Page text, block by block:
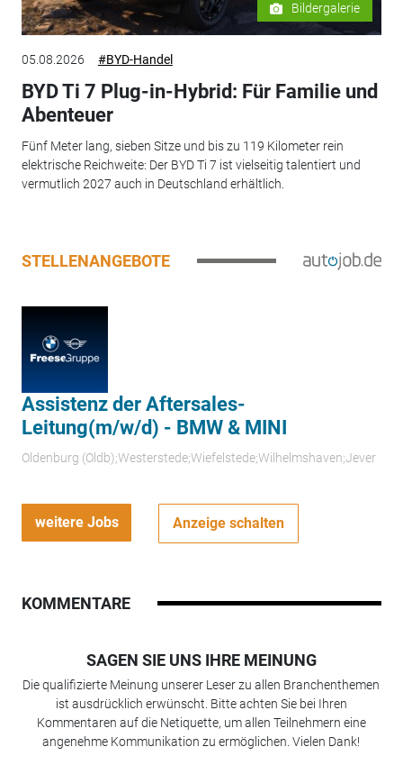
Bildergalerie
05.08.2026 #BYD-Handel
BYD Ti 7 Plug-in-Hybrid: Für Familie und
Abenteuer
Fünf Meter lang, sieben Sitze und bis zu 119 Kilometer rein
elektrische Reichweite: Der BYD Ti 7 ist vielseitig talentiert und
vermutlich 2027 auch in Deutschland erhältlich.
STELLENANGEBOTE
Assistenz der Aftersales-
Leitung(m/w/d) - BMW & MINI
Oldenburg (Oldb);Westerstede;Wiefelstede;Wilhelmshaven;Jever
weitere Jobs Anzeige schalten
KOMMENTARE
SAGEN SIE UNS IHRE MEINUNG
Die qualifizierte Meinung unserer Leser zu allen Branchenthemen
ist ausdrücklich erwünscht. Bitte achten Sie bei Ihren
Kommentaren auf die Netiquette, um allen Teilnehmern eine
angenehme Kommunikation zu ermöglichen. Vielen Dank!